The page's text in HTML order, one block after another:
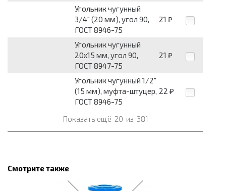
Угольник чугунный
3/4" (20 мм), угол 90,
ГОСТ 8946-75
21 ₽
Угольник чугунный
20х15 мм, угол 90,
ГОСТ 8947-75
21 ₽
Угольник чугунный 1/2"
(15 мм), муфта-штуцер,
ГОСТ 8946-75
22 ₽
Показать ещё 20 из 381
Смотрите также